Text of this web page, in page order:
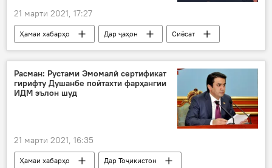
21 марти 2021, 17:27
Ҳамаи хабарҳо Дар ҷаҳон Сиёсат
Расман: Рустами Эмомалӣ сертификат
гирифту Душанбе пойтахти фарҳангии
ИДМ эълон шуд
21 марти 2021, 16:35
Ҳамаи хабарҳо
Дар Тоҷикистон